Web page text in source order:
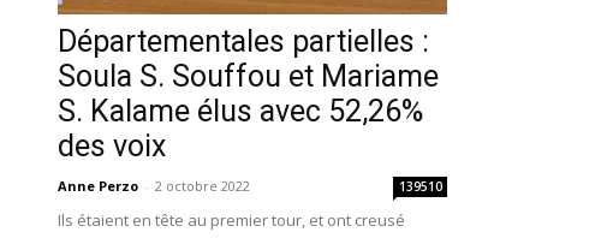
Départementales partielles :
Soula S. Souffou et Mariame
S. Kalame élus avec 52,26%
des voix
Anne Perzo - 2 octobre 2022 139510
Ils étaient en tête au premier tour, et ont creusé